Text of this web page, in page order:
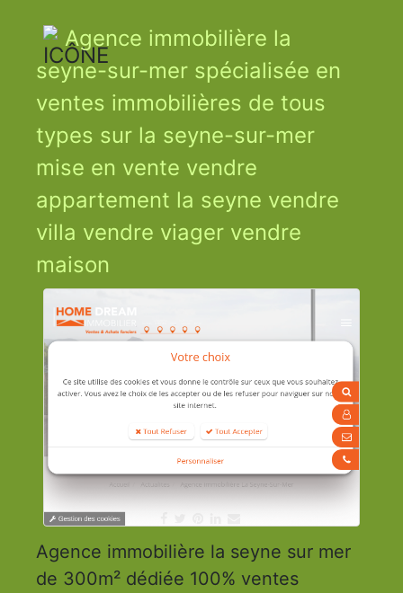
Agence immobilière la
seyne-sur-mer spécialisée en
ventes immobilières de tous
types sur la seyne-sur-mer
mise en vente vendre
appartement la seyne vendre
villa vendre viager vendre
maison
Agence immobilière la seyne sur mer
de 300m² dédiée 100% ventes